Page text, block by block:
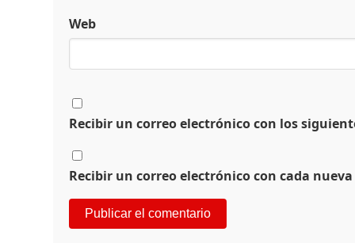
Web
Recibir un correo electrónico con los
Recibir un correo electrónico con cada